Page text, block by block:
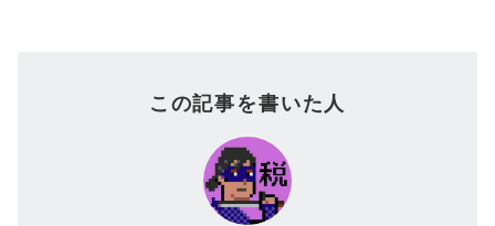
この記事を書いた人